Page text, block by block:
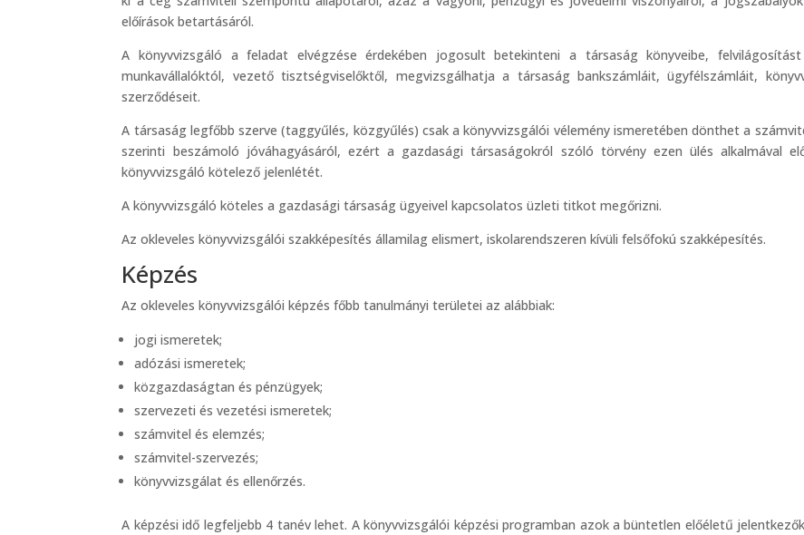
előírások betartásáról.
A könyvvizsgáló a feladat elvégzése érdekében jogosult betekinteni a társaság könyveibe,
munkavállalóktól, vezető tisztségviselőktől, megvizsgálhatja a társaság bankszámláit, ügyfélszámláit,
szerződéseit.
A társaság legfőbb szerve (taggyűlés, közgyűlés) csak a könyvvizsgálói vélemény ismeretében dönthet a
szerinti beszámoló jóváhagyásáról, ezért a gazdasági társaságokról szóló törvény ezen ülés alkalmával
könyvvizsgáló kötelező jelenlétét.
A könyvvizsgáló köteles a gazdasági társaság ügyeivel kapcsolatos üzleti titkot megőrizni.
Az okleveles könyvvizsgálói szakképesítés államilag elismert, iskolarendszeren kívüli felsőfokú szakképesítés.
Képzés
Az okleveles könyvvizsgálói képzés főbb tanulmányi területei az alábbiak:
jogi ismeretek;
adózási ismeretek;
közgazdaságtan és pénzügyek;
szervezeti és vezetési ismeretek;
számvitel és elemzés;
számvitel-szervezés;
könyvvizsgálat és ellenőrzés.
A képzési idő legfeljebb 4 tanév lehet. A könyvvizsgálói képzési programban azok a büntetlen előéletű